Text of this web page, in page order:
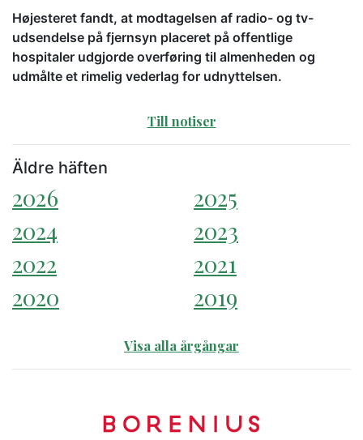
Højesteret fandt, at modtagelsen af radio- og tv-
udsendelse på fjernsyn placeret på offentlige
hospitaler udgjorde overføring til almenheden og
udmålte et rimelig vederlag for udnyttelsen.
Till notiser
Äldre häften
2026
2025
2024
2023
2022
2021
2020
2019
Visa alla årgångar